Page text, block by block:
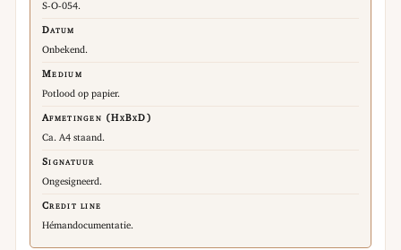
S-O-054.
Datum
Onbekend.
Medium
Potlood op papier.
Afmetingen (HxBxD)
Ca. A4 staand.
Signatuur
Ongesigneerd.
Credit line
Hémandocumentatie.